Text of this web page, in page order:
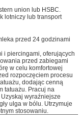
union lub HSBC.
lotniczy lub transport
przed 24 godzinami
i piercingami, oferujących
przed zabiegami
w celu komfortowej
rozpoczęciem procesu
dodając cenną
tatuażu. Pracuj na
wyraźniejsze
ulga w bólu. Utrzymuje
stosowaniu.